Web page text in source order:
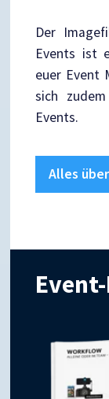
Der
Events ist
euer Event
sich
Events.
Alles